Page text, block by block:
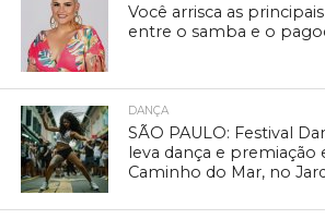
Você arrisca as
entre o samba e o
DANÇA
SÃO PAULO: Festival
leva dança e premiação
Caminho do Mar, no